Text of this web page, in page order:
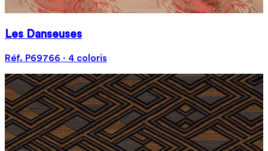
Les Danseuses
Réf. P69766 · 4 coloris